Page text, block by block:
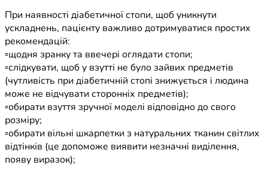
При наявності діабетичної стопи, щоб уникнути
ускладнень, пацієнту важливо дотримуватися простих
рекомендацій:
▫️щодня зранку та ввечері оглядати стопи;
▫️слідкувати, щоб у взутті не було зайвих предметів
(чутливість при діабетичній стопі знижується і людина
може не відчувати сторонніх предметів);
▫️обирати взуття зручної моделі відповідно до свого
розміру;
▫️обирати вільні шкарпетки з натуральних тканин світлих
відтінків (це допоможе виявити незначні виділення,
появу виразок);